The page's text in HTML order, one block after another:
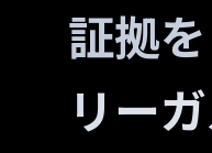
証拠
リー